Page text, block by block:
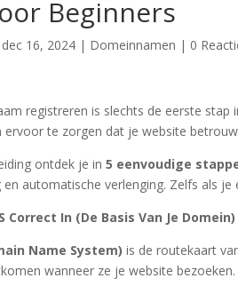
Beginners
dec 16, 2024 | Domeinnamen | 0
registreren is slechts de eerste
ervoor te zorgen dat je website
ontdek je in5 eenvoudige
automatische verlenging. Zelfs als
Correct In (De Basis Van Je Domein)
Name System) is de routekaart
wanneer ze je website bezoeken.